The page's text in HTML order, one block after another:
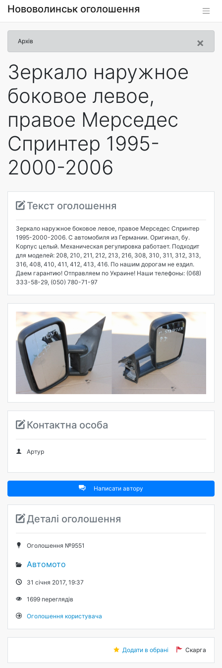
Нововолинськ оголошення
×
Архів
Зеркало наружное
боковое левое,
правое Мерседес
Спринтер 1995-
2000-2006
Текст оголошення
Зеркало наружное боковое левое, правое Мерседес Спринтер
1995-2000-2006. С автомобиля из Германии. Оригинал, бу.
Корпус целый. Механическая регулировка работает. Подходит
для моделей: 208, 210, 211, 212, 213, 216, 308, 310, 311, 312, 313,
316, 408, 410, 411, 412, 413, 416. По нашим дорогам не ездил.
Даем гарантию! Отправляем по Украине! Наши телефоны: (068)
333-58-29, (050) 780-71-97
Контактна особа
Артур
Написати автору
Деталі оголошення
Оголошення №9551
Автомото
31 січня 2017, 19:37
1699 переглядів
Оголошення користувача
Скарга
Додати в обрані